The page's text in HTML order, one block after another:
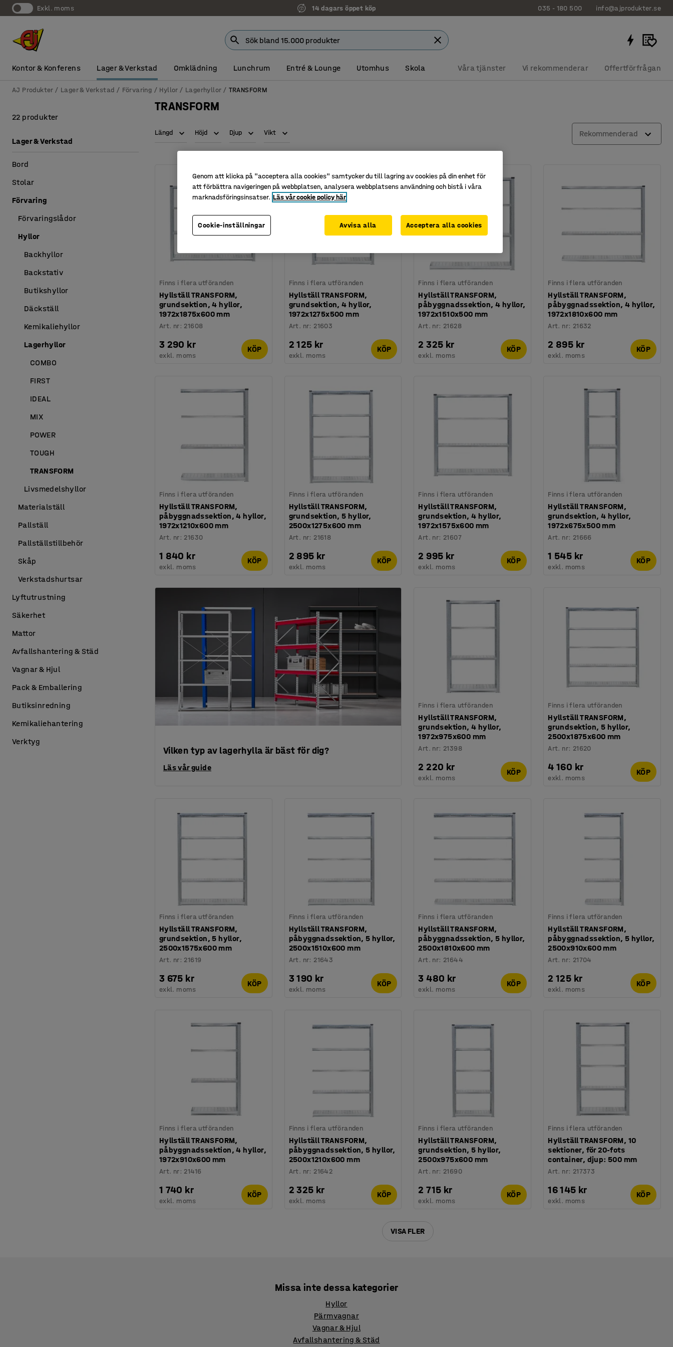
exkl. moms 14 dagars öppet köp 035 - 180 500 info@ajprodukter.se
Kontor & Konferens Lager & Verkstad Omklädning Lunchrum Entré & Lounge Utomhus Skola Våra tjänster Vi rekommenderar Offertförfrågan
AJ Produkter Lager & Verkstad Förvaring Hyllor Lagerhyllor TRANSFORM
TRANSFORM
Längd Höjd Djup Vikt Rekommenderad
Finns i flera utföranden
Hyllställ TRANSFORM,
grundsektion, 4 hyllor,
1972x1875x600 mm
Art. nr: 21608
3 290 kr
exkl. moms
KÖP
Finns i flera utföranden
Hyllställ TRANSFORM,
grundsektion, 4 hyllor,
1972x1275x500 mm
Art. nr: 21603
2 125 kr
exkl. moms
KÖP
Finns i flera utföranden
Hyllställ TRANSFORM,
påbyggnadssektion, 4 hyllor,
1972x1510x500 mm
Art. nr: 21628
2 325 kr
exkl. moms
KÖP
Finns i flera utföranden
Hyllställ TRANSFORM,
påbyggnadssektion, 4 hyllor,
1972x1810x600 mm
Art. nr: 21632
2 895 kr
exkl. moms
KÖP
Finns i flera utföranden
Hyllställ TRANSFORM,
påbyggnadssektion, 4 hyllor,
1972x1210x600 mm
Art. nr: 21630
1 840 kr
exkl. moms
KÖP
Finns i flera utföranden
Hyllställ TRANSFORM,
grundsektion, 5 hyllor,
2500x1275x600 mm
Art. nr: 21618
2 895 kr
exkl. moms
KÖP
Finns i flera utföranden
Hyllställ TRANSFORM,
grundsektion, 4 hyllor,
1972x1575x600 mm
Art. nr: 21607
2 995 kr
exkl. moms
KÖP
Finns i flera utföranden
Hyllställ TRANSFORM,
grundsektion, 4 hyllor,
1972x675x500 mm
Art. nr: 21666
1 545 kr
exkl. moms
KÖP
Vilken typ av lagerhylla är bäst för dig?
Läs vår guide
Finns i flera utföranden
Hyllställ TRANSFORM,
grundsektion, 4 hyllor,
1972x975x600 mm
Art. nr: 21398
2 220 kr
exkl. moms
KÖP
Finns i flera utföranden
Hyllställ TRANSFORM,
grundsektion, 5 hyllor,
2500x1875x600 mm
Art. nr: 21620
4 160 kr
exkl. moms
KÖP
Finns i flera utföranden
Hyllställ TRANSFORM,
grundsektion, 5 hyllor,
2500x1575x600 mm
Art. nr: 21619
3 675 kr
exkl. moms
KÖP
Finns i flera utföranden
Hyllställ TRANSFORM,
påbyggnadssektion, 5 hyllor,
2500x1510x600 mm
Art. nr: 21643
3 190 kr
exkl. moms
KÖP
Finns i flera utföranden
Hyllställ TRANSFORM,
påbyggnadssektion, 5 hyllor,
2500x1810x600 mm
Art. nr: 21644
3 480 kr
exkl. moms
KÖP
Finns i flera utföranden
Hyllställ TRANSFORM,
påbyggnadssektion, 5 hyllor,
2500x910x600 mm
Art. nr: 21704
2 125 kr
exkl. moms
KÖP
Finns i flera utföranden
Hyllställ TRANSFORM,
påbyggnadssektion, 4 hyllor,
1972x910x600 mm
Art. nr: 21416
1 740 kr
exkl. moms
KÖP
Finns i flera utföranden
Hyllställ TRANSFORM,
påbyggnadssektion, 5 hyllor,
2500x1210x600 mm
Art. nr: 21642
2 325 kr
exkl. moms
KÖP
Finns i flera utföranden
Hyllställ TRANSFORM,
grundsektion, 5 hyllor,
2500x975x600 mm
Art. nr: 21690
2 715 kr
exkl. moms
KÖP
Finns i flera utföranden
Hyllställ TRANSFORM, 10
sektioner, för 20-fots
container, djup: 500 mm
Art. nr: 217373
16 145 kr
exkl. moms
KÖP
VISA FLER
22 produkter
Lager & Verkstad
Bord
Stolar
Förvaring
Förvaringslådor
Hyllor
Backhyllor
Backstativ
Butikshyllor
Däckställ
Kemikaliehyllor
Lagerhyllor
COMBO
FIRST
IDEAL
MIX
POWER
TOUGH
TRANSFORM
Livsmedelshyllor
Materialställ
Pallställ
Pallställstillbehör
Skåp
Verkstadshurtsar
Lyftutrustning
Säkerhet
Mattor
Avfallshantering & Städ
Vagnar & Hjul
Pack & Emballering
Butiksinredning
Kemikaliehantering
Verktyg
Missa inte dessa kategorier
Hyllor
Pärmvagnar
Vagnar & Hjul
Avfallshantering & Städ
Genom att klicka på "acceptera alla cookies" samtycker du till lagring av cookies på din enhet för
att förbättra navigeringen på webbplatsen, analysera webbplatsens användning och bistå i våra
marknadsföringsinsatser. Läs vår cookie policy här
Cookie-inställningar Avvisa alla Acceptera alla cookies